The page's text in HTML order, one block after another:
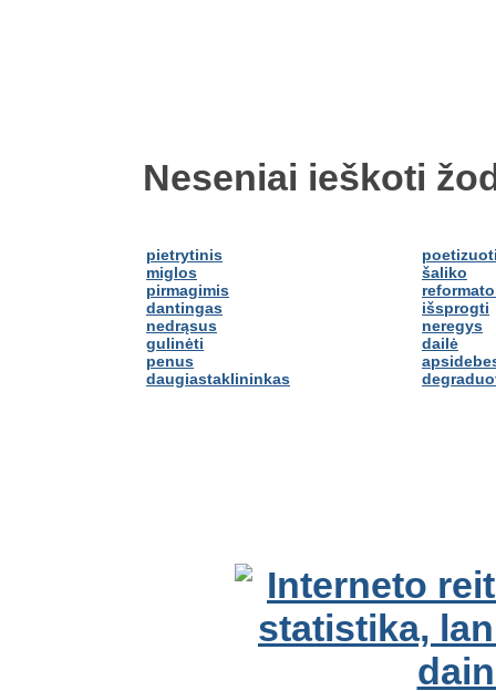
Neseniai ieškoti
pietrytinis
miglos
pirmagimis
dantingas
nedrąsus
gulinėti
penus
daugiastaklininkas
šaliko
išsprogti
neregys
dailė